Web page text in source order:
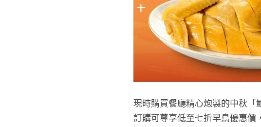
現時購買餐廳精心炮製的中秋「
訂購可尊享低至七折早鳥優惠價